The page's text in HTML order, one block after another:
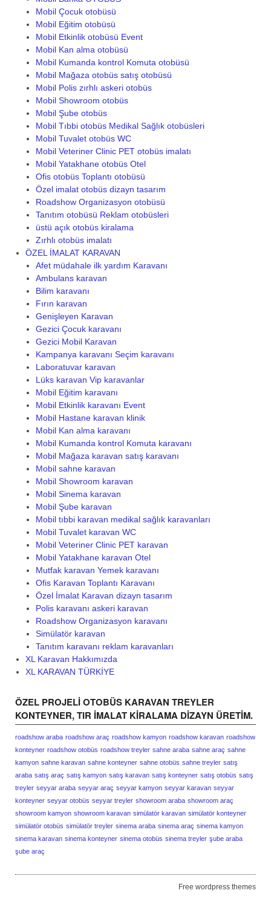
Mobil Çocuk otobüsü
Mobil Eğitim otobüsü
Mobil Etkinlik otobüsü Event
Mobil Kan alma otobüsü
Mobil Kumanda kontrol Komuta otobüsü
Mobil Mağaza otobüs satış otobüsü
Mobil Polis zırhlı askeri otobüs
Mobil Showroom otobüs
Mobil Şube otobüs
Mobil Tıbbi otobüs Medikal Sağlık otobüsleri
Mobil Tuvalet otobüs WC
Mobil Veteriner Clinic PET otobüs imalatı
Mobil Yatakhane otobüs Otel
Ofis otobüs Toplantı otobüsü
Özel imalat otobüs dizayn tasarım
Roadshow Organizasyon otobüsü
Tanıtım otobüsü Reklam otobüsleri
üstü açık otobüs kiralama
Zırhlı otobüs imalatı
ÖZEL İMALAT KARAVAN
Afet müdahale ilk yardım Karavanı
Ambulans karavan
Bilim karavanı
Fırın karavan
Genişleyen Karavan
Gezici Çocuk karavanı
Gezici Mobil Karavan
Kampanya karavanı Seçim karavanı
Laboratuvar karavan
Lüks karavan Vip karavanlar
Mobil Eğitim karavanı
Mobil Etkinlik karavanı Event
Mobil Hastane karavan klinik
Mobil Kan alma karavanı
Mobil Kumanda kontrol Komuta karavanı
Mobil Mağaza karavan satış karavanı
Mobil sahne karavan
Mobil Showroom karavan
Mobil Sinema karavan
Mobil Şube karavan
Mobil tıbbi karavan medikal sağlık karavanları
Mobil Tuvalet karavan WC
Mobil Veteriner Clinic PET karavan
Mobil Yatakhane karavan Otel
Mutfak karavan Yemek karavanı
Ofis Karavan Toplantı Karavanı
Özel İmalat Karavan dizayn tasarım
Polis karavanı askeri karavan
Roadshow Organizasyon karavanı
Simülatör karavan
Tanıtım karavanı reklam karavanları
XL Karavan Hakkımızda
XL KARAVAN TÜRKİYE
ÖZEL PROJELI OTOBÜS KARAVAN TREYLER
KONTEYNER, TIR IMALAT KIRALAMA DIZAYN ÜRETIM.
roadshow araba roadshow araç roadshow kamyon roadshow karavan roadshow
konteyner roadshow otobüs roadshow treyler sahne araba sahne araç sahne
kamyon sahne karavan sahne konteyner sahne otobüs sahne treyler satış
araba satış araç satış kamyon satış karavan satış konteyner satış otobüs satış
treyler seyyar araba seyyar araç seyyar kamyon seyyar karavan seyyar
konteyner seyyar otobüs seyyar treyler showroom araba showroom araç
showroom kamyon showroom karavan simülatör karavan simülatör konteyner
simülatör otobüs simülatör treyler sinema araba sinema araç sinema kamyon
sinema karavan sinema konteyner sinema otobüs sinema treyler şube araba
şube araç
Free wordpress themes